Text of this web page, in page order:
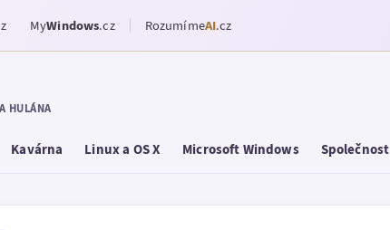
MyWindows.cz RozumímeAI.cz
HULÁNA
Kavárna Linux a OS X Microsoft Windows Společnost